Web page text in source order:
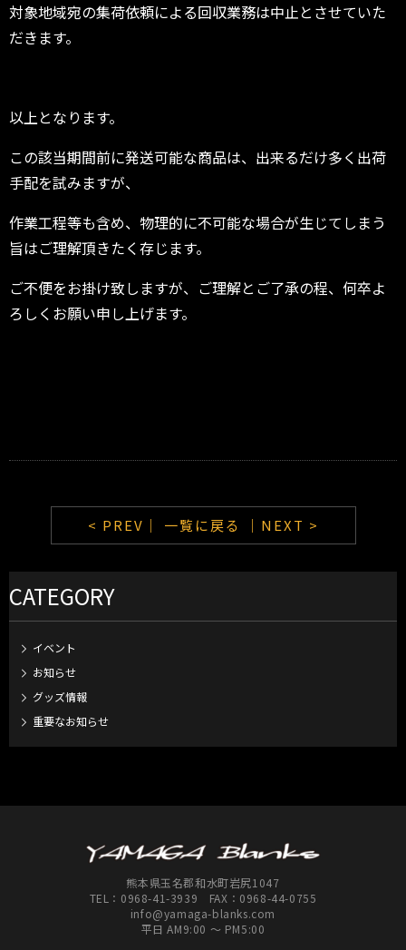
対象地域宛の集荷依頼による回収業務は中止とさせていた
だきます。
以上となります。
この該当期間前に発送可能な商品は、出来るだけ多く出荷
手配を試みますが、
作業工程等も含め、物理的に不可能な場合が生じてしまう
旨はご理解頂きたく存じます。
ご不便をお掛け致しますが、ご理解とご了承の程、何卒よ
ろしくお願い申し上げます。
< PREV｜ 一覧に戻る ｜NEXT >
CATEGORY
イベント
お知らせ
グッズ情報
重要なお知らせ
熊本県玉名郡和水町岩尻1047
TEL： 0968-41-3939 FAX：0968-44-0755
info@yamaga-blanks.com
平日 AM9:00 ～ PM5:00